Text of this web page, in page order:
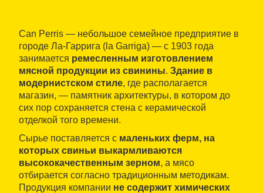
Can Perris — небольшое семейное предприятие в
городе Ла-Гаррига (la Garriga) — с 1903 года
занимается ремесленным изготовлением
мясной продукции из свинины. Здание в
модернистском стиле, где располагается
магазин, — памятник архитектуры, в котором до
сих пор сохраняется стена с керамической
отделкой того времени.
Сырье поставляется с маленьких ферм, на
которых свиньи выкармливаются
высококачественным зерном, а мясо
отбирается согласно традиционным методикам.
Продукция компании не содержит химических